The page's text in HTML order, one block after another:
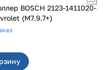
BOSCH 2123-1411020-
90 Chevrolet (M7.9.7+)